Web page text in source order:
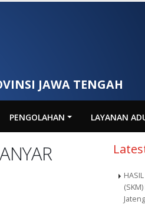
JAWA TENGAH
PENGOLAHAN LAYANAN